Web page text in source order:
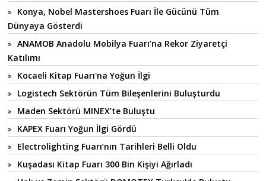
Konya, Nobel Mastershoes Fuarı İle Gücünü Tüm
Dünyaya Gösterdi
ANAMOB Anadolu Mobilya Fuarı’na Rekor Ziyaretçi
Katılımı
Kocaeli Kitap Fuarı'na Yoğun İlgi
Logistech Sektörün Tüm Bileşenlerini Buluşturdu
Maden Sektörü MINEX’te Buluştu
KAPEX Fuarı Yoğun İlgi Gördü
Electrolighting Fuarı’nın Tarihleri Belli Oldu
Kuşadası Kitap Fuarı 300 Bin Kişiyi Ağırladı